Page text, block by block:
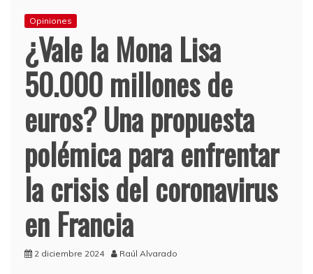
Opiniones
¿Vale la Mona Lisa
50.000 millones de
euros? Una propuesta
polémica para enfrentar
la crisis del coronavirus
en Francia
2 diciembre 2024 Raúl Alvarado